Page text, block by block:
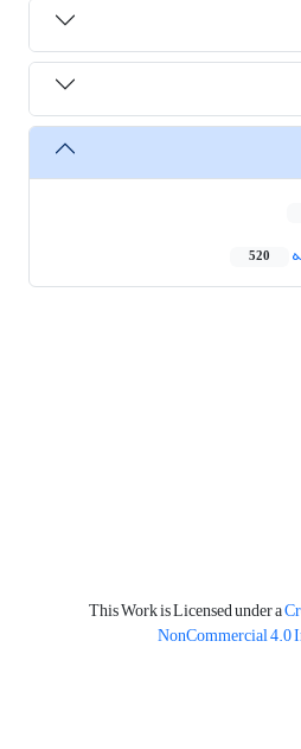
520
This Work is Licensed under a
NonCommercial 4.0